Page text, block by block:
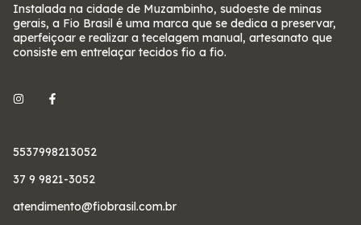
Instalada na cidade de Muzambinho, sudoeste de minas
gerais, a Fio Brasil é uma marca que se dedica a preservar,
aperfeiçoar e realizar a tecelagem manual, artesanato que
consiste em entrelaçar tecidos fio a fio.
5537998213052
37 9 9821-3052
atendimento@fiobrasil.com.br